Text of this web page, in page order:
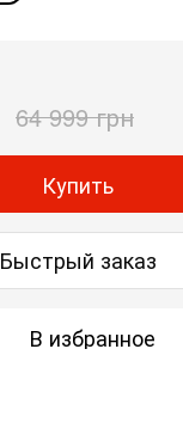
64 999 грн
Купить
Быстрый заказ
В избранное